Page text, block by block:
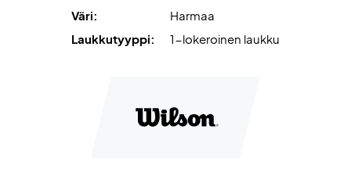
Väri:
Harmaa
Laukkutyyppi:
1-lokeroinen laukku